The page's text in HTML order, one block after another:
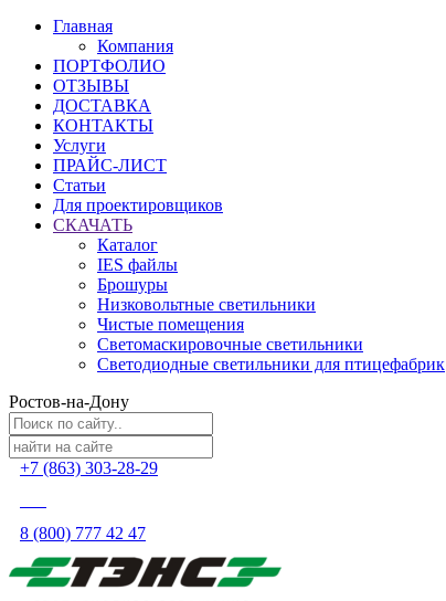
Главная
Компания
ПОРТФОЛИО
ОТЗЫВЫ
ДОСТАВКА
КОНТАКТЫ
Услуги
ПРАЙС-ЛИСТ
Статьи
Для проектировщиков
СКАЧАТЬ
Каталог
IES файлы
Брошуры
Низковольтные светильники
Чистые помещения
Светомаскировочные светильники
Светодиодные светильники для птицефабрик
Ростов-на-Дону
+7 (863) 303-28-29
8 (800) 777 42 47